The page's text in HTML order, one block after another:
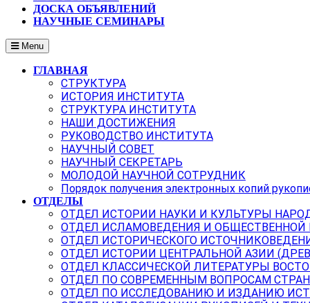
ДОСКА ОБЪЯВЛЕНИЙ
НАУЧНЫЕ СЕМИНАРЫ
Menu
ГЛАВНАЯ
СТРУКТУРА
ИСТОРИЯ ИНСТИТУТА
СТРУКТУРА ИНСТИТУТА
НАШИ ДОСТИЖЕНИЯ
РУКОВОДСТВО ИНСТИТУТА
НАУЧНЫЙ СОВЕТ
НАУЧНЫЙ СЕКРЕТАРЬ
МОЛОДОЙ НАУЧНОЙ СОТРУДНИК
Порядок получения электронных копий
ОТДЕЛЫ
ОТДЕЛ ИСТОРИИ НАУКИ И КУЛЬТУРЫ
ОТДЕЛ ИСЛАМОВЕДЕНИЯ И
ОТДЕЛ ИСТОРИЧЕСКОГО
ОТДЕЛ ИСТОРИИ ЦЕНТРАЛЬНОЙ АЗИИ
ОТДЕЛ КЛАССИЧЕСКОЙ ЛИТЕРАТУРЫ
ОТДЕЛ ПО СОВРЕМЕННЫМ ВОПРОСАМ
ОТДЕЛ ПО ИССЛЕДОВАНИЮ И ИЗДАНИЮ